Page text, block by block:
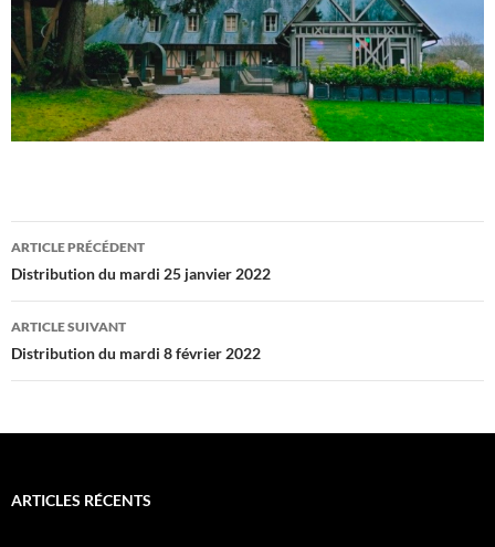
Navigation
des
articles
ARTICLE PRÉCÉDENT
Distribution du mardi 25 janvier 2022
ARTICLE SUIVANT
Distribution du mardi 8 février 2022
ARTICLES RÉCENTS